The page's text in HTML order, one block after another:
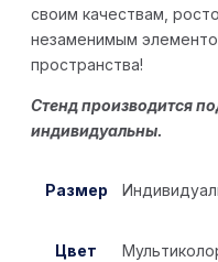
своим качествам,
незаменимым
пространства!
Стенд производится
индивидуальны.
Размер
Цвет